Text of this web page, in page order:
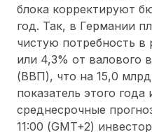
блока корректируют
год. Так, в Германии
чистую потребность в
или 4,3% от валового
(ВВП), что на 15,0
показатель этого
среднесрочные
11:00 (GMT+2)